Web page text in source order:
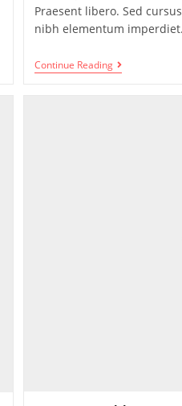
Praesent libero. Sed
nibh elementum
Continue Reading